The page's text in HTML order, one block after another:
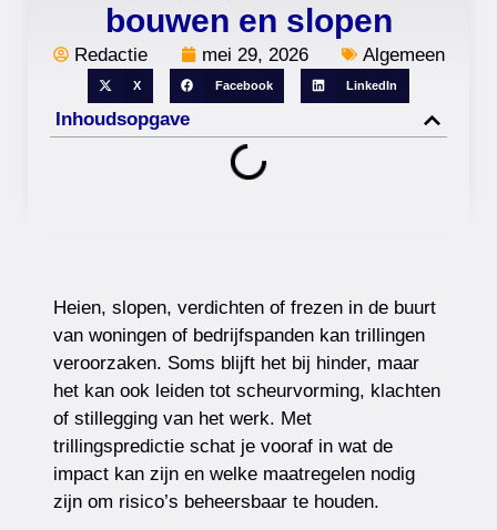
bouwen en slopen
Redactie mei 29, 2026 Algemeen
X Facebook LinkedIn
Inhoudsopgave
Heien, slopen, verdichten of frezen in de buurt
van woningen of bedrijfspanden kan trillingen
veroorzaken. Soms blijft het bij hinder, maar
het kan ook leiden tot scheurvorming, klachten
of stillegging van het werk. Met
trillingspredictie schat je vooraf in wat de
impact kan zijn en welke maatregelen nodig
zijn om risico’s beheersbaar te houden.